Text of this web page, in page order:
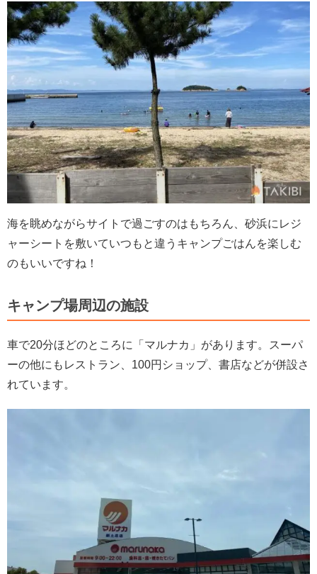
海を眺めながらサイトで過ごすのはもちろん、砂浜にレジ
ャーシートを敷いていつもと違うキャンプごはんを楽しむ
のもいいですね！
キャンプ場周辺の施設
車で20分ほどのところに「マルナカ」があります。スーパ
ーの他にもレストラン、100円ショップ、書店などが併設さ
れています。